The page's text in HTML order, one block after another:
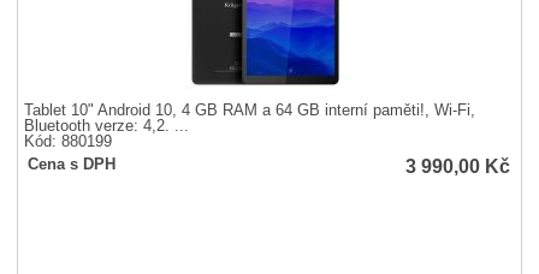
Tablet 10" Android 10, 4 GB RAM a 64 GB interní paměti!, Wi-Fi,
Bluetooth verze: 4,2. ...
Kód: 880199
Cena s DPH
3 990,00 Kč